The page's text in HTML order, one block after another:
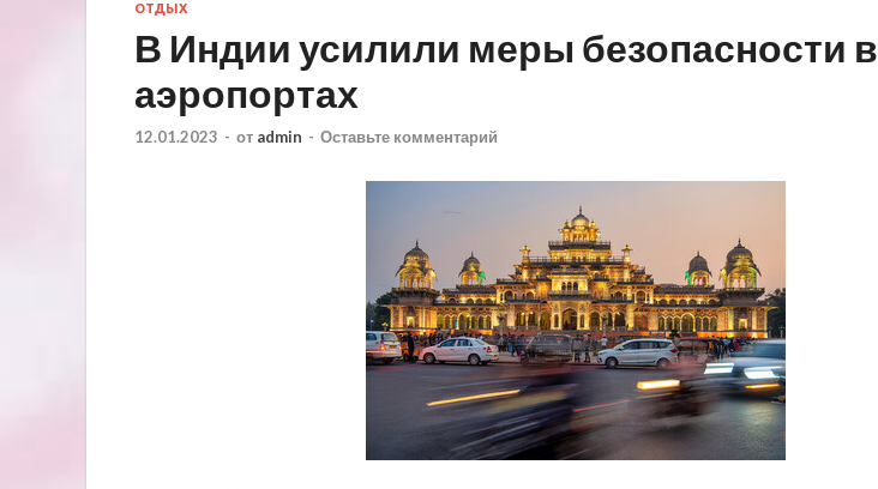
ОТДЫХ
В Индии усилили меры безопасности в
аэропортах
12.01.2023 - от admin - Оставьте комментарий